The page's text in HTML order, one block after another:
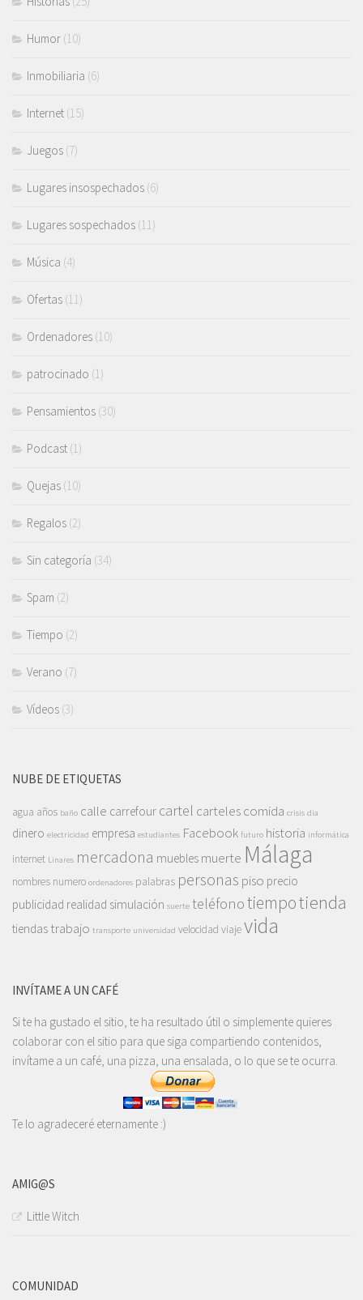
Humor (10)
Inmobiliaria (6)
Internet (15)
Juegos (7)
Lugares insospechados (6)
Lugares sospechados (11)
Música (4)
Ofertas (11)
Ordenadores (10)
patrocinado (1)
Pensamientos (30)
Podcast (1)
Quejas (10)
Regalos (2)
Sin categoría (34)
Spam (2)
Tiempo (2)
Verano (7)
Vídeos (3)
NUBE DE ETIQUETAS
agua años baño calle carrefour cartel cartelescomida crisis dia
dinero electricidad empresa estudiantes Facebook futuro historia informática
internet Linares mercadona muebles muerte Málaga
nombres numero ordenadores palabras personas piso precio
publicidad realidad simulación suerte teléfonotiempotienda
tiendas trabajo transporte universidad velocidad viajevida
INVÍTAME A UN CAFÉ
Si te ha gustado el sitio, te ha resultado útil o simplemente quieres
colaborar con el sitio para que siga compartiendo contenidos,
invítame a un café, una pizza, una ensalada, o lo que se te ocurra.
Te lo agradeceré eternamente :)
AMIG@S
Little Witch
COMUNIDAD